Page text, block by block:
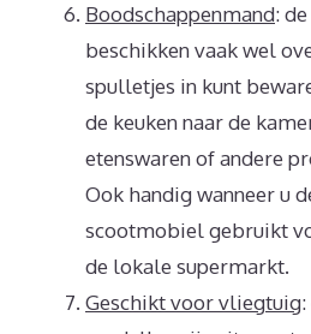
Boodschappenmand:
beschikken vaak wel
spulletjes in kunt
de keuken naar de
etenswaren of andere
Ook handig wanneer u
scootmobiel gebruikt
de lokale supermarkt.
Geschikt voor vliegtuig